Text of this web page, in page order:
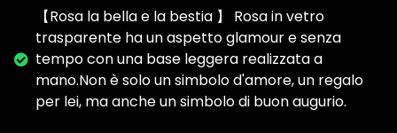
【Rosa la bella e la bestia 】 Rosa in vetro
trasparente ha un aspetto glamour e senza
tempo con una base leggera realizzata a
mano.Non è solo un simbolo d'amore, un regalo
per lei, ma anche un simbolo di buon augurio.